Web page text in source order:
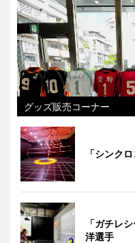
グッズ販売コーナー
「シンク
「ガチレ
洋選手